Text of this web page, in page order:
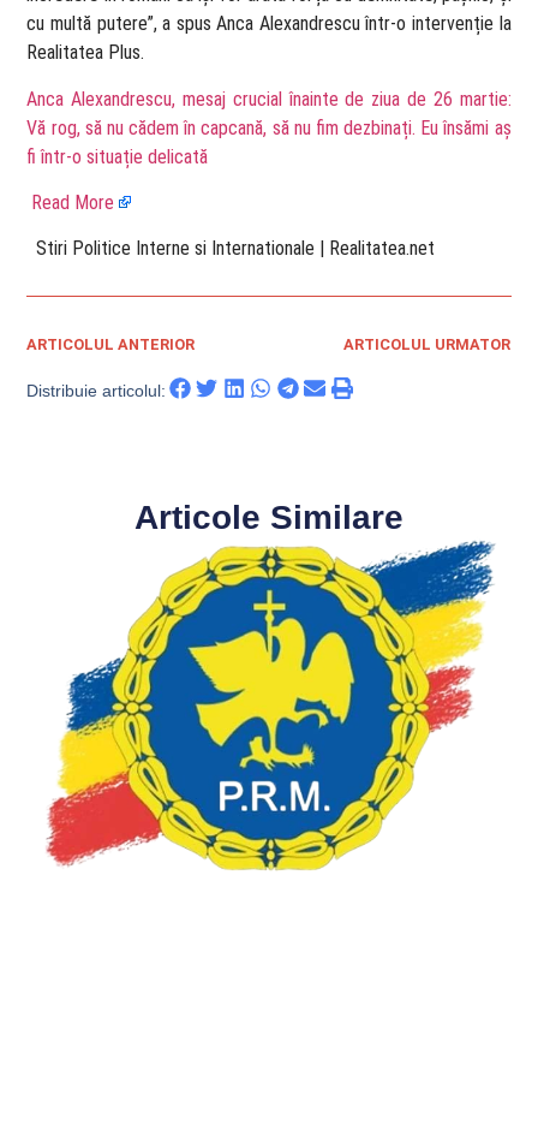
cu multă putere”, a spus Anca Alexandrescu într-o intervenție la
Realitatea Plus.
Anca Alexandrescu, mesaj crucial înainte de ziua de 26 martie:
Vă rog, să nu cădem în capcană, să nu fim dezbinați. Eu însămi aș
fi într-o situație delicată
Read More
​ Stiri Politice Interne si Internationale | Realitatea.net
ARTICOLUL ANTERIOR ARTICOLUL URMATOR
Distribuie articolul:
Articole Similare